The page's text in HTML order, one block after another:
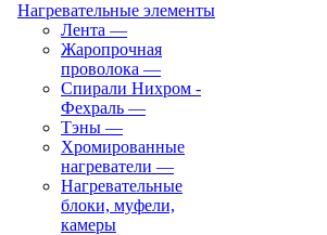
Нагревательные элементы
Лента —
Жаропрочная
проволока —
Спирали Нихром -
Фехраль —
Тэны —
Хромированные
нагреватели —
Нагревательные
блоки, муфели,
камеры